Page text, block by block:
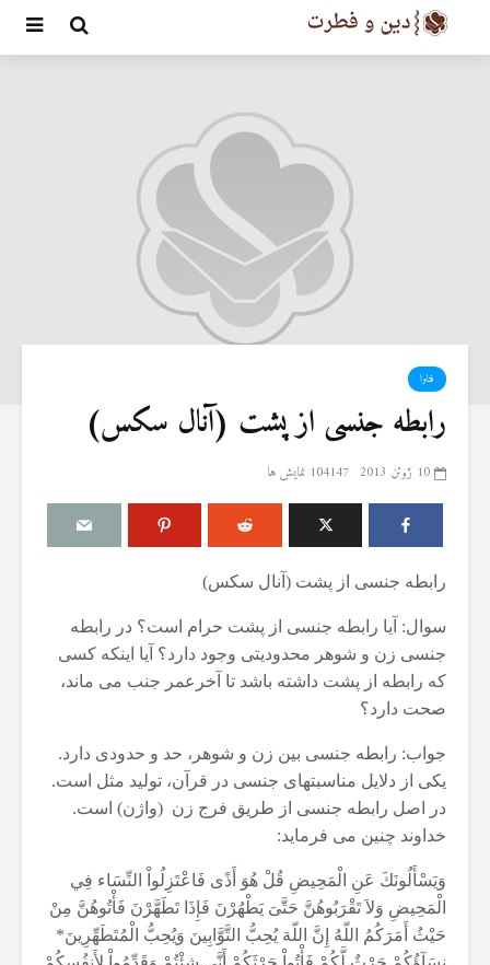
فتاوا
رابطه جنسی از پشت (آنال سکس)
10 ژوئن 2013 104147 نمایش ها
رابطه جنسی از پشت (آنال سکس)
سوال: آیا رابطه جنسی از پشت حرام است؟ در رابطه
جنسی زن و شوهر محدودیتی وجود دارد؟ آیا اینکه کسی
که رابطه از پشت داشته باشد تا آخرعمر جنب می ماند،
صحت دارد؟
جواب: رابطه جنسی بین زن و شوهر، حد و حدودی دارد.
یکی از دلایل مناسبتهای جنسی در قرآن، تولید مثل است.
در اصل رابطه جنسی از طریق فرج زن (واژن) است.
خداوند چنین می فرماید:
وَيَسْأَلُونَكَ عَنِ الْمَحِيضِ قُلْ هُوَ أَذًى فَاعْتَزِلُواْ النِّسَاء فِي
الْمَحِيضِ وَلاَ تَقْرَبُوهُنَّ حَتَّىَ يَطْهُرْنَ فَإِذَا تَطَهَّرْنَ فَأْتُوهُنَّ مِنْ
حَيْثُ أَمَرَكُمُ اللّهُ إِنَّ اللّهَ يُحِبُّ التَّوَّابِينَ وَيُحِبُّ الْمُتَطَهِّرِينَ*
مقصود از «کتاب مکنون»
در آیه ۷۸ سوره واقعه
17 جولای 2026
آیا سوراخ کردن کشتی،
کشتن آن نوجوان و ساختن
دیوار، ارتباطی با علم غیبِ
آینده داشت؟
8 جولای 2026
منظور از «وَفق» و حکم
ساختن یا درخواست آن
4 جولای 2026
مسّ مصحف
حائض،
15 نمایش ها
اذکار قران
اسلام
17 نمایش ها